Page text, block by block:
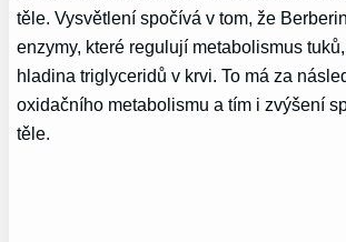
těle. Vysvětlení spočívá v tom, že
enzymy, které regulují metabolismus
hladina triglyceridů v krvi. To má za
oxidačního metabolismu a tím i zvýšení
těle.